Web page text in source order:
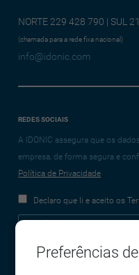
NORTE 229 428 790 | SUL
(chamada para a rede fixa nacional)
info@idonic.com
REDES SOCIAIS
A IDONIC assegura que os
empresa, de forma segura e
Política de Privacidade
Declaro que li e aceito os
Preferências